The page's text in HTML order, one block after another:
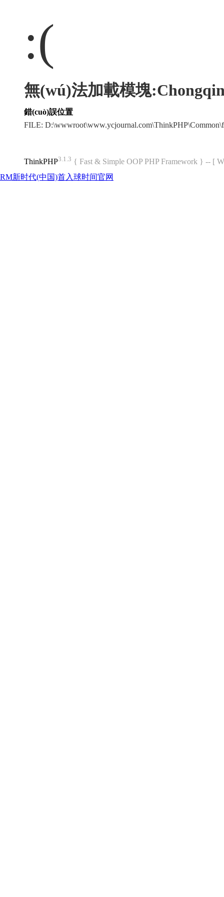
:(
無(wú)法加載模塊
錯(cuò)誤位置
FILE:
ThinkPHP3.1.3 { Fast & Simple OOP PHP Framework } -- [
RM新时代(中国)首入球时间官网